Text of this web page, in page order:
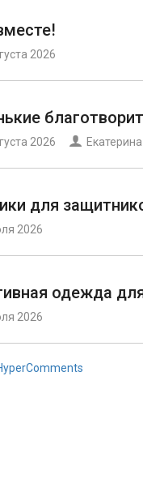
2026
2026
для
2026
одежда
2026